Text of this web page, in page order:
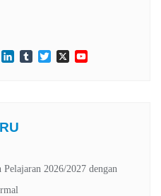
GoogleLinkedInTumblrTwitter
X
2026/2027 dengan